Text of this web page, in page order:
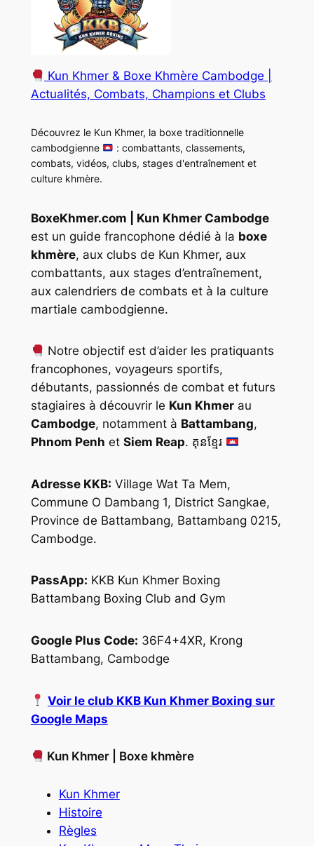
Kun Khmer & Boxe Khmère Cambodge |
Actualités, Combats, Champions et Clubs
Découvrez le Kun Khmer, la boxe traditionnelle
cambodgienne
: combattants, classements,
combats, vidéos, clubs, stages d'entraînement et
culture khmère.
BoxeKhmer.com | Kun Khmer Cambodge
est un guide francophone dédié à la boxe
khmère, aux clubs de Kun Khmer, aux
combattants, aux stages d’entraînement,
aux calendriers de combats et à la culture
martiale cambodgienne.
Notre objectif est d’aider les pratiquants
francophones, voyageurs sportifs,
débutants, passionnés de combat et futurs
stagiaires à découvrir le Kun Khmerau
Cambodge, notamment à Battambang,
Phnom Penh et Siem Reap. គុនខ្មែរ
Adresse KKB: Village Wat Ta Mem,
Commune O Dambang 1, District Sangkae,
Province de Battambang, Battambang 0215,
Cambodge.
PassApp: KKB Kun Khmer Boxing
Battambang Boxing Club and Gym
Google Plus Code: 36F4+4XR, Krong
Battambang, Cambodge
Voir le club KKB Kun Khmer Boxing sur
Google Maps
Kun Khmer | Boxe khmère
Kun Khmer
Histoire
Règles